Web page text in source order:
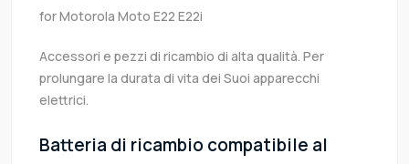
for Motorola Moto E22 E22i
Accessori e pezzi di ricambio di alta qualità. Per
prolungare la durata di vita dei Suoi apparecchi
elettrici.
Batteria di ricambio compatibile al